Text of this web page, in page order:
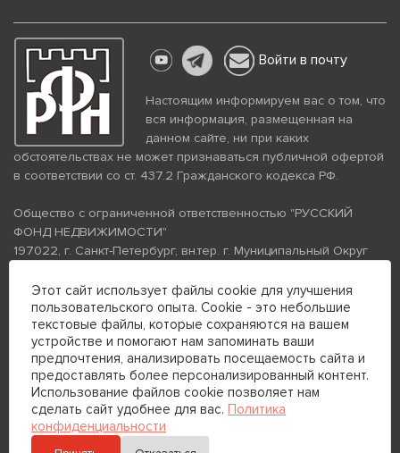
Войти в почту
Настоящим информируем вас о том, что
вся информация, размещенная на
данном сайте, ни при каких
обстоятельствах не может признаваться публичной офертой
в соответствии со ст. 437.2 Гражданского кодекса РФ.
Общество с ограниченной ответственностью "РУССКИЙ
ФОНД НЕДВИЖИМОСТИ"
197022, г. Санкт-Петербург, вн.тер. г. Муниципальный Округ
помещение 26Н, комната 103
ИНН 7813672570 КПП 781301001 ОГРН 1237800058870
Политика конфиденциальности
Политика обработки
персональных данных
Телефон для связи:
+7 (812) 200-99-98
+7 (812) 200-88-89
Этот сайт использует файлы cookie для улучшения
пользовательского опыта. Cookie - это небольшие
текстовые файлы, которые сохраняются на вашем
устройстве и помогают нам запоминать ваши
предпочтения, анализировать посещаемость сайта и
предоставлять более персонализированный контент.
Использование файлов cookie позволяет нам
сделать сайт удобнее для вас. Политика
конфиденциальности